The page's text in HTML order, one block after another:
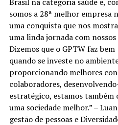
somos a 28ª melhor empresa
uma conquista que nos
uma linda jornada com
Dizemos que o GPTW faz
quando se investe no
proporcionando melhores
colaboradores,
estratégico, estamos
uma sociedade melhor.” –
gestão de pessoas e